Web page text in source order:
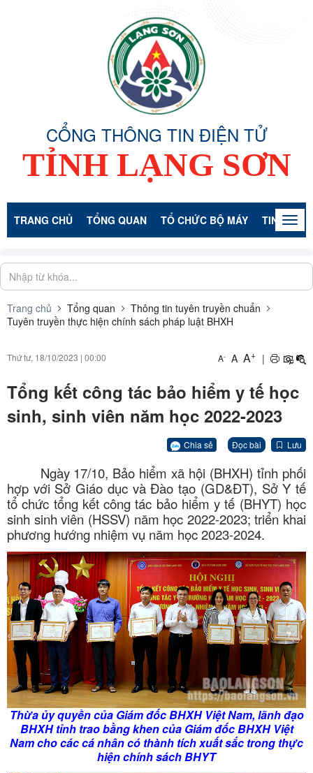
CỔNG THÔNG TIN ĐIỆN TỬ
TỈNH LẠNG SƠN
TRANG CHỦ TỔNG QUAN TỔ CHỨC BỘ MÁY TIN TỨC -
Trang chủ Tổng quan
Thông tin tuyên truyền chuẩn
Tuyên truyền thực hiện chính sách pháp luật BHXH
Thứ tư, 18/10/2023 | 00:00 A- A A+ |
Tổng kết công tác bảo hiểm y tế học
sinh, sinh viên năm học 2022-2023
Chia sẻ Đọc bài Lưu
Ngày 17/10, Bảo hiểm xã hội (BHXH) tỉnh phối
hợp với Sở Giáo dục và Đào tạo (GD&ĐT), Sở Y tế
tổ chức tổng kết công tác bảo hiểm y tế (BHYT) học
sinh sinh viên (HSSV) năm học 2022-2023; triển khai
phương hướng nhiệm vụ năm học 2023-2024.
Thừa ủy quyền của Giám đốc BHXH Việt Nam, lãnh đạo
BHXH tỉnh trao bằng khen của Giám đốc BHXH Việt
Nam cho các cá nhân có thành tích xuất sắc trong thực
hiện chính sách BHYT